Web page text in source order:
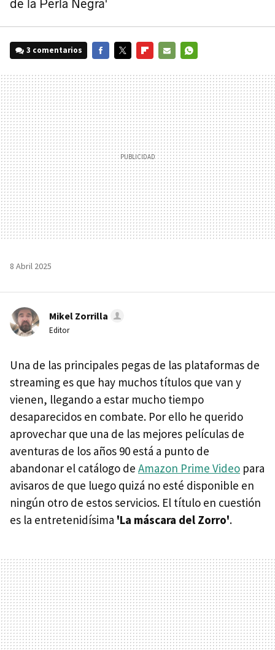
de la Perla Negra'
3 comentarios
MAIL
8 Abril 2025
Mikel Zorrilla
Editor
Una de las principales pegas de las plataformas de
streaming es que hay muchos títulos que van y
vienen, llegando a estar mucho tiempo
desaparecidos en combate. Por ello he querido
aprovechar que una de las mejores películas de
aventuras de los años 90 está a punto de
abandonar el catálogo de Amazon Prime Video para
avisaros de que luego quizá no esté disponible en
ningún otro de estos servicios. El título en cuestión
es la entretenidísima 'La máscara del Zorro'.